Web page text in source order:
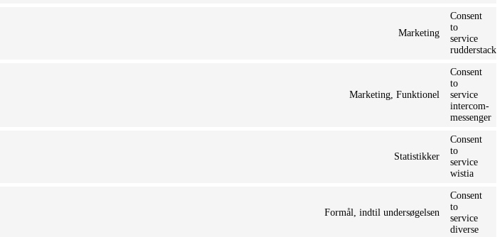
Marketing
Consent
to
service
rudderstack
Marketing, Funktionel
Consent
to
service
intercom-
messenger
Statistikker
Consent
to
service
wistia
Formål, indtil undersøgelsen
Consent
to
service
diverse